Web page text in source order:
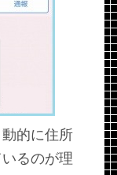
的に住所
るのが理